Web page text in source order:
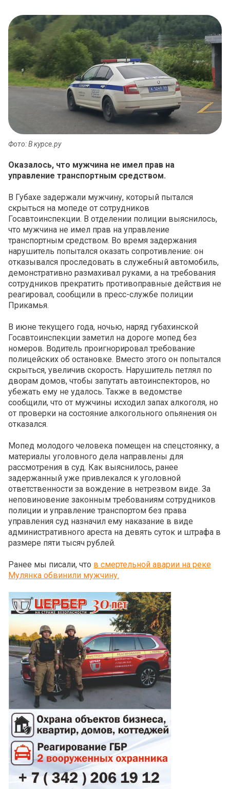
Фото: В курсе.ру
Оказалось, что мужчина не имел прав на
управление транспортным средством.
В Губахе задержали мужчину, который пытался
скрыться на мопеде от сотрудников
Госавтоинспекции. В отделении полиции выяснилось,
что мужчина не имел прав на управление
транспортным средством. Во время задержания
нарушитель попытался оказать сопротивление: он
отказывался проследовать в служебный автомобиль,
демонстративно размахивал руками, а на требования
сотрудников прекратить противоправные действия не
реагировал, сообщили в пресс-службе полиции
Прикамья.
В июне текущего года, ночью, наряд губахинской
Госавтоинспекции заметил на дороге мопед без
номеров. Водитель проигнорировал требование
полицейских об остановке. Вместо этого он попытался
скрыться, увеличив скорость. Нарушитель петлял по
дворам домов, чтобы запутать автоинспекторов, но
убежать ему не удалось. Также в ведомстве
сообщили, что от мужчины исходил запах алкоголя, но
от проверки на состояние алкогольного опьянения он
отказался.
Мопед молодого человека помещен на спецстоянку, а
материалы уголовного дела направлены для
рассмотрения в суд. Как выяснилось, ранее
задержанный уже привлекался к уголовной
ответственности за вождение в нетрезвом виде. За
неповиновение законным требованиям сотрудников
полиции и управление транспортом без права
управления суд назначил ему наказание в виде
административного ареста на девять суток и штрафа в
размере пяти тысяч рублей.
Ранее мы писали, что в смертельной аварии на реке
Мулянка обвинили мужчину.